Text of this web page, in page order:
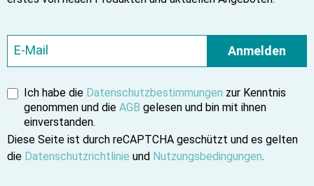
Anmelden
Ich habe die Datenschutzbestimmungen zur Kenntnis
genommen und die AGB gelesen und bin mit ihnen
einverstanden.
Diese Seite ist durch reCAPTCHA geschützt und es gelten
die Datenschutzrichtlinie und Nutzungsbedingungen.